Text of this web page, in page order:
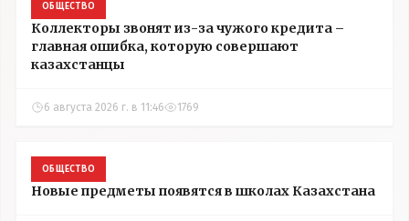
ОБЩЕСТВО
Коллекторы звонят из-за чужого кредита –
главная ошибка, которую совершают
казахстанцы
6 августа 2026 г. в 11:46 1769
ОБЩЕСТВО
Новые предметы появятся в школах Казахстана